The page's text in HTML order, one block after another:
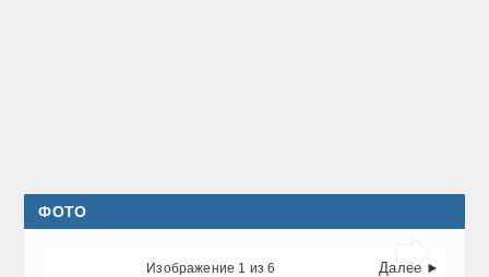
ФОТО

Далее ►
Изображение 1 из 6